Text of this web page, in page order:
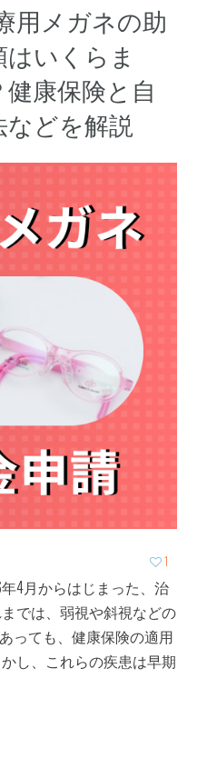
用メガネの助
いくらま
康保険と自
どを解説
1
4月からはじまった、治
では、弱視や斜視などの
っても、健康保険の適用
し、これらの疾患は早期